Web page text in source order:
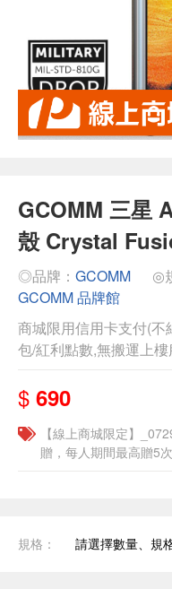
GCOMM 三星
殼 Crystal
◎品牌： GCOMM ◎
GCOMM 品牌館
商城限用信用卡支付(
包/紅利點數,無搬運上
$ 690
【線上商城限定】
贈，每人期間最高贈5
規格： 請選擇數量、規